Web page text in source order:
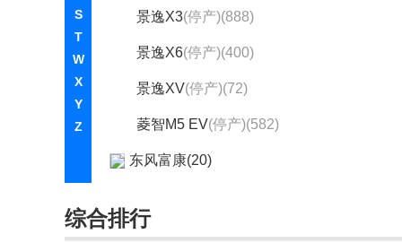
S
T
W
X
Y
Z
景逸X3(停产)(888)
景逸X6(停产)(400)
景逸XV(停产)(72)
菱智M5 EV(停产)(582)
东风富康(20)
东风氢舟(1)
综合排行